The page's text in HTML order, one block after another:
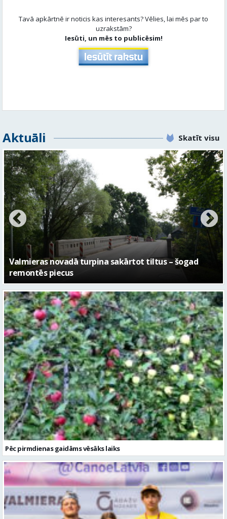
Tavā apkārtnē ir noticis kas interesants? Vēlies, lai mēs par to
uzrakstām?
Iesūti, un mēs to publicēsim!
Aktuāli Skatīt visu
No pagaidu teātra līdz laikmetīgās kultūras centram
– kā attīstīsies “Kurtuve”
Pēc pirmdienas gaidāms vēsāks laiks